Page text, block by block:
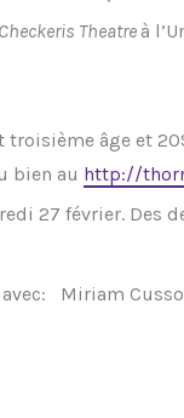
Theatreà
âge et
bien au http://
27 février. Des
Miriam